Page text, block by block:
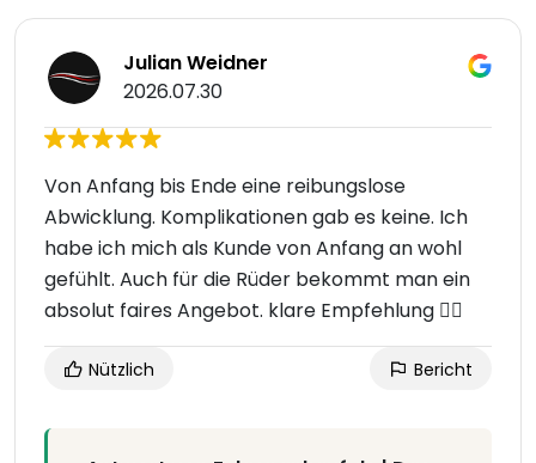
Julian Weidner
2026.07.30
Von Anfang bis Ende eine reibungslose
Abwicklung. Komplikationen gab es keine. Ich
habe ich mich als Kunde von Anfang an wohl
gefühlt. Auch für die Rüder bekommt man ein
absolut faires Angebot. klare Empfehlung 👍🏻
Nützlich Bericht